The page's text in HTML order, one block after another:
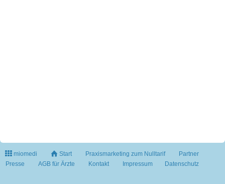
miomedi Start Praxismarketing zum Nulltarif
Partner
Presse
AGB für Ärzte Kontakt Impressum Datenschutz